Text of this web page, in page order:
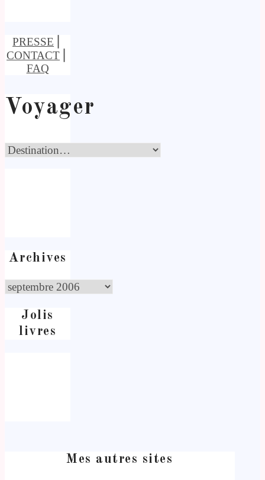
PRESSE
CONTACT
FAQ
Voyager
Archives
Jolis
livres
Mes autres sites